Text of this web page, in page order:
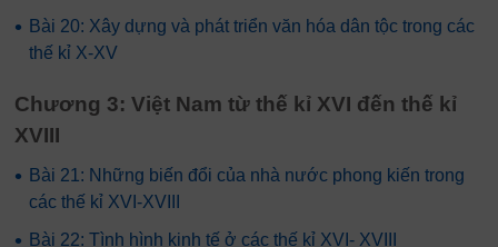
• Bài 20: Xây dựng và phát triển văn hóa dân tộc trong các
thế kỉ X-XV
Chương 3: Việt Nam từ thế kỉ XVI đến thế kỉ
XVIII
• Bài 21: Những biến đổi của nhà nước phong kiến trong
các thế kỉ XVI-XVIII
• Bài 22: Tình hình kinh tế ở các thế kỉ XVI- XVIII